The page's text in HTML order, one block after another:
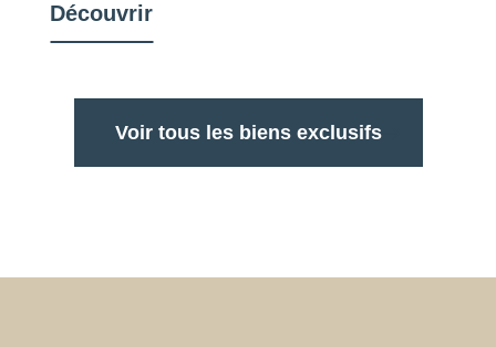
Découvrir
Voir tous les biens exclusifs